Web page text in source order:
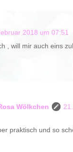
2018 um 07:51
, will mir auch eins
Wölkchen
praktisch und so